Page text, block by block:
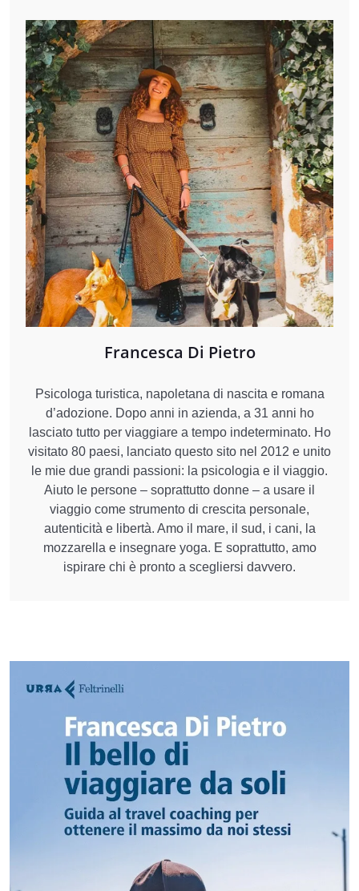
Francesca Di Pietro
Psicologa turistica, napoletana di nascita e romana
d’adozione. Dopo anni in azienda, a 31 anni ho
lasciato tutto per viaggiare a tempo indeterminato. Ho
visitato 80 paesi, lanciato questo sito nel 2012 e unito
le mie due grandi passioni: la psicologia e il viaggio.
Aiuto le persone – soprattutto donne – a usare il
viaggio come strumento di crescita personale,
autenticità e libertà. Amo il mare, il sud, i cani, la
mozzarella e insegnare yoga. E soprattutto, amo
ispirare chi è pronto a scegliersi davvero.